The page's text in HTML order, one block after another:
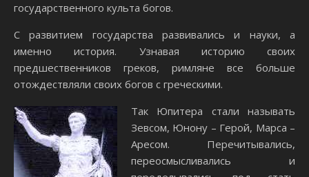
государственного культа богов.
С развитием государства развивались и науки, а
именно история. Узнавая историю своих
предшественников греков, римляне все больше
отождествляли своих богов с греческими.
Так Юпитера стали называть
Зевсом, Юнону – Герой, Марса –
Аресом. Перечитывались,
переосмысливались и